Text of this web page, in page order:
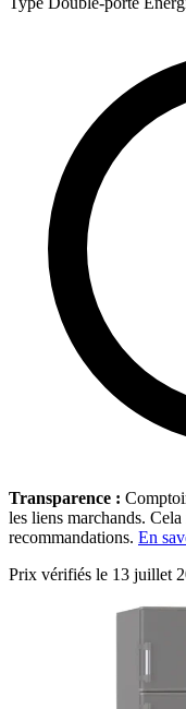
Transparence :
les liens marchands.
recommandations. En
Prix vérifiés le 13 juillet